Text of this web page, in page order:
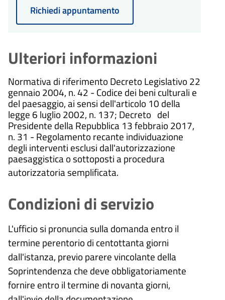
Richiedi appuntamento
Ulteriori informazioni
Normativa di riferimento Decreto Legislativo 22
gennaio 2004, n. 42 - Codice dei beni culturali e
del paesaggio, ai sensi dell'articolo 10 della
legge 6 luglio 2002, n. 137; Decreto del
Presidente della Repubblica 13 febbraio 2017,
n. 31 - Regolamento recante individuazione
degli interventi esclusi dall'autorizzazione
paesaggistica o sottoposti a procedura
autorizzatoria semplificata.
Condizioni di servizio
L'ufficio si pronuncia sulla domanda entro il
termine perentorio di centottanta giorni
dall'istanza, previo parere vincolante della
Soprintendenza che deve obbligatoriamente
fornire entro il termine di novanta giorni,